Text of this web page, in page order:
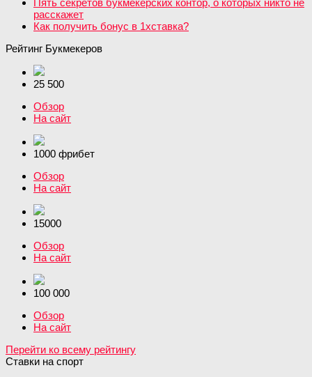
расскажет
Как получить бонус в 1хставка?
Рейтинг Букмекеров
25 500
Обзор
На сайт
1000 фрибет
Обзор
На сайт
15000
Обзор
На сайт
100 000
Обзор
На сайт
Перейти ко всему рейтингу
Ставки на спорт